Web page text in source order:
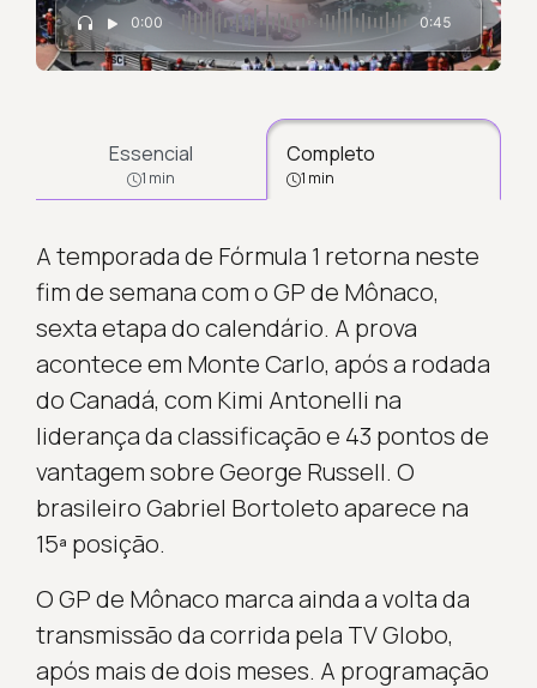
0:00 0:45
Essencial
1 min
Completo
1 min
A temporada de Fórmula 1 retorna neste
fim de semana com o GP de Mônaco,
sexta etapa do calendário. A prova
acontece em Monte Carlo, após a rodada
do Canadá, com Kimi Antonelli na
liderança da classificação e 43 pontos de
vantagem sobre George Russell. O
brasileiro Gabriel Bortoleto aparece na
15ª posição.
O GP de Mônaco marca ainda a volta da
transmissão da corrida pela TV Globo,
após mais de dois meses. A programação